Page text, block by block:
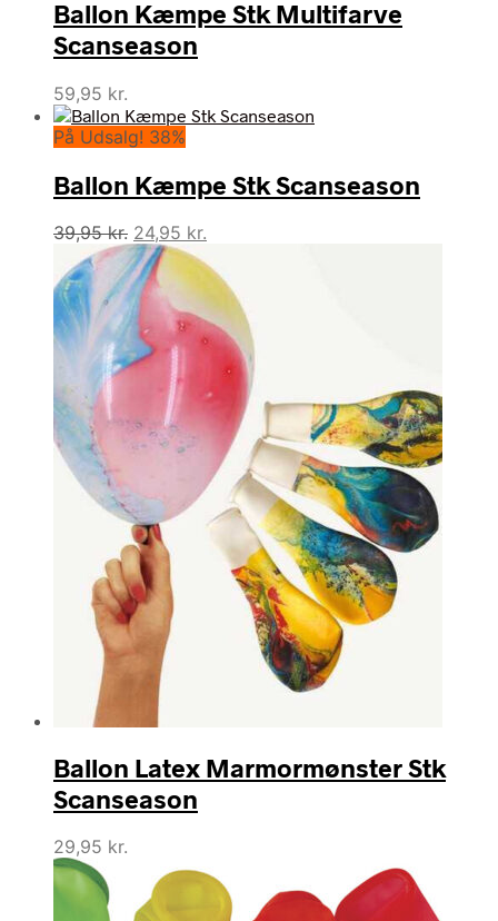
var:
29,95 kr..
er:
24,95 kr..
Ballon Kæmpe Stk Multifarve
Scanseason
59,95 kr.
På Udsalg! 38%
Ballon Kæmpe Stk Scanseason
39,95kr. Den
oprindelige
pris
var:
39,95 kr..
24,95 kr.
pris
er:
24,95 kr..
Ballon Latex Marmormønster Stk
Scanseason
29,95 kr.